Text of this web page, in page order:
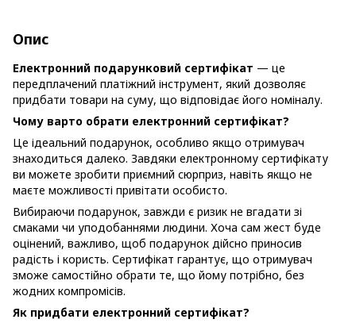
Опис
Електронний подарунковий сертифікат — це
передплачений платіжний інструмент, який дозволяє
придбати товари на суму, що відповідає його номіналу.
Чому варто обрати електронний сертифікат?
Це ідеальний подарунок, особливо якщо отримувач
знаходиться далеко. Завдяки електронному сертифікату
ви можете зробити приємний сюрприз, навіть якщо не
маєте можливості привітати особисто.
Вибираючи подарунок, завжди є ризик не вгадати зі
смаками чи уподобаннями людини. Хоча сам жест буде
оцінений, важливо, щоб подарунок дійсно приносив
радість і користь. Сертифікат гарантує, що отримувач
зможе самостійно обрати те, що йому потрібно, без
жодних компромісів.
Як придбати електронний сертифікат?